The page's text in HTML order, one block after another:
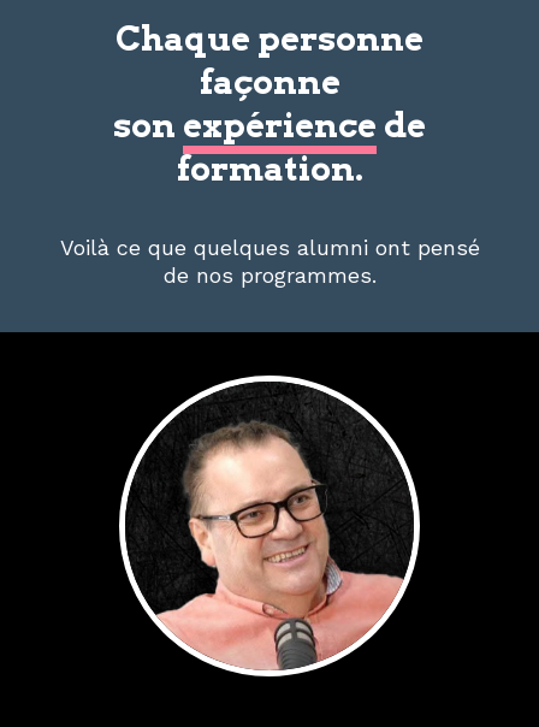
Chaque personne
façonne
son expérience de
formation.
Voilà ce que quelques alumni ont pensé
de nos programmes.